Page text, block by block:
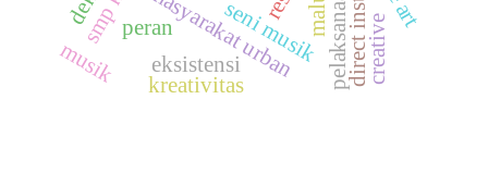
seni musik
masyarakat urban
peran
eksistensi
musik kreativitas
creative